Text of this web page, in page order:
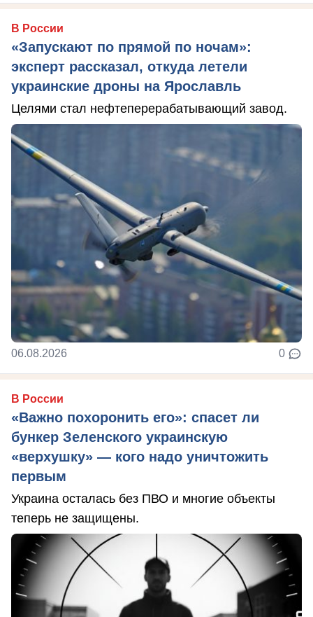
В России
«Запускают по прямой по ночам»:
эксперт рассказал, откуда летели
украинские дроны на Ярославль
Целями стал нефтеперерабатывающий завод.
06.08.2026 0
В России
«Важно похоронить его»: спасет ли
бункер Зеленского украинскую
«верхушку» — кого надо уничтожить
первым
Украина осталась без ПВО и многие объекты
теперь не защищены.